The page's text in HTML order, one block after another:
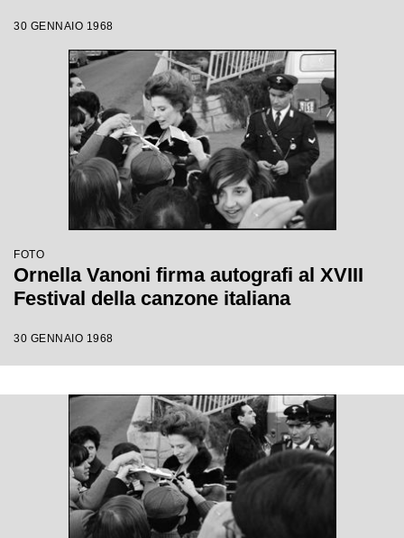
30 GENNAIO 1968
FOTO
Ornella Vanoni firma autografi al XVIII
Festival della canzone italiana
30 GENNAIO 1968